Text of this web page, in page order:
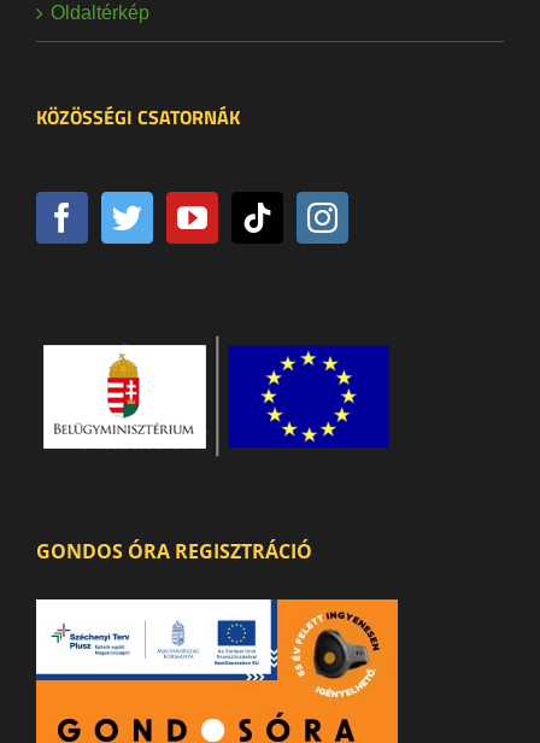
Oldaltérkép
KÖZÖSSÉGI CSATORNÁK
GONDOS ÓRA REGISZTRÁCIÓ